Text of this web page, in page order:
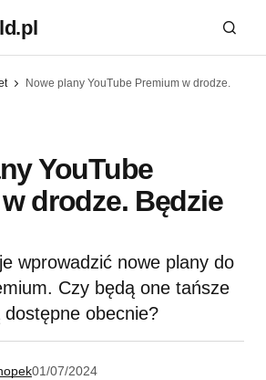
Nowe plany YouTube Premium w drodze.
YouTube
drodze. Będzie
wprowadzić nowe plany do
Czy będą one tańsze
obecnie?
01/07/2024